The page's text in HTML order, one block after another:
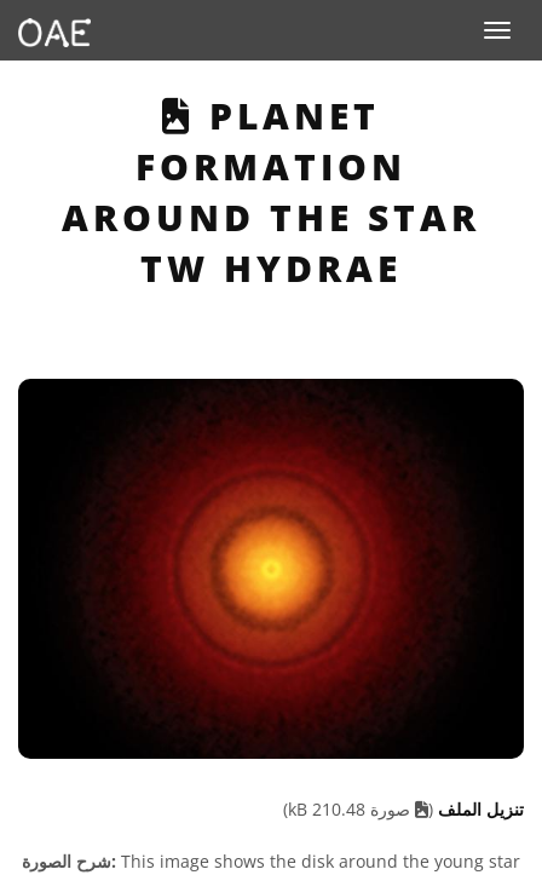
Toggle navigation
THIS PAGE
PLANET
FORMATION
AROUND THE STAR
TW HYDRAE
تنزيل الملف ( صورة 210.48 kB)
شرح الصورة: This image shows the disk around the young star